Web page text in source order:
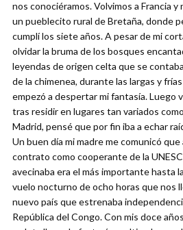
nos conociéramos. Volvimos a Francia y
un pueblecito rural de Bretaña, donde
cumplí los siete años. A pesar de mi
olvidar la bruma de los bosques
leyendas de origen celta que se
de la chimenea, durante las largas y
empezó a despertar mi fantasía. Luego
tras residir en lugares tan variados
Madrid, pensé que por fin iba a echar
Un buen día mi madre me comunicó
contrato como cooperante de la
avecinaba era el más importante hasta
vuelo nocturno de ocho horas que nos
nuevo país que estrenaba
República del Congo. Con mis doce